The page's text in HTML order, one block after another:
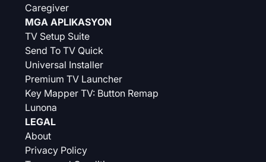
Caregiver
MGA APLIKASYON
TV Setup Suite
Send To TV Quick
Universal Installer
Premium TV Launcher
Key Mapper TV: Button Remap
Lunona
LEGAL
About
Privacy Policy